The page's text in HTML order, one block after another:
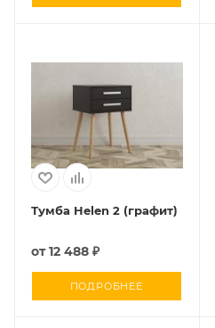
Тумба Helen 2 (графит)
от12 488 ₽
ПОДРОБНЕЕ